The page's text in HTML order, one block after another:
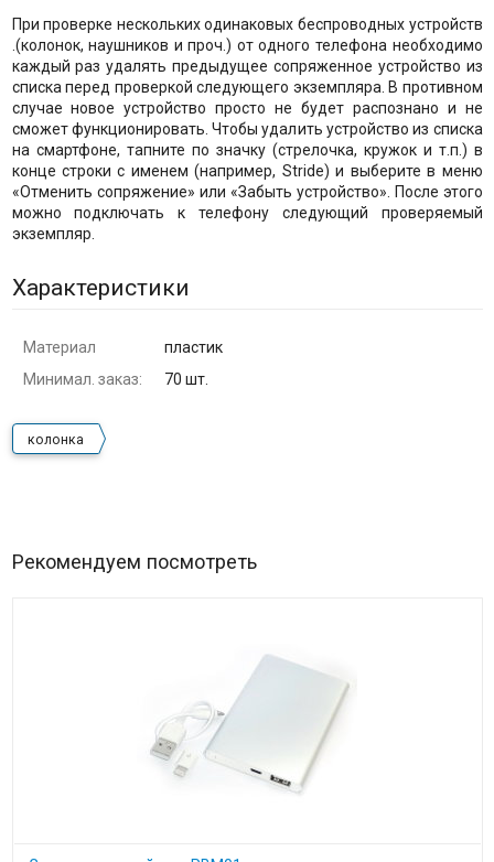
При проверке нескольких одинаковых беспроводных устройств
.(колонок, наушников и проч.) от одного телефона необходимо
каждый раз удалять предыдущее сопряженное устройство из
списка перед проверкой следующего экземпляра. В противном
случае новое устройство просто не будет распознано и не
сможет функционировать. Чтобы удалить устройство из списка
на смартфоне, тапните по значку (стрелочка, кружок и т.п.) в
конце строки с именем (например, Stride) и выберите в меню
«Отменить сопряжение» или «Забыть устройство». После этого
можно подключать к телефону следующий проверяемый
экземпляр.
Характеристики
Материал
пластик
Минимал. заказ:
70 шт.
колонка
Рекомендуем посмотреть